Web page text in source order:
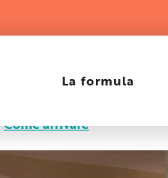
La formula
Come arrivare